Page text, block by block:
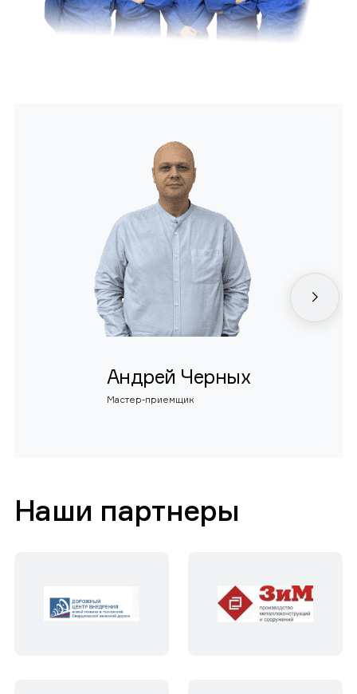
Андрей Черных
Мастер-приемщик
Наши партнеры